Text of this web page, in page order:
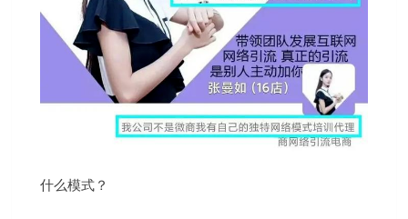
什么模式？